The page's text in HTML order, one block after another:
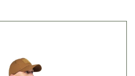
та елементи живлення